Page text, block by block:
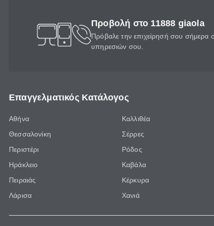
Προβολή στο 11888 giaola
Πρόβαλε την επιχείρησή σου σήμερα
υπηρεσιών σου.
Επαγγελματικός Κατάλογος
Αθήνα
Θεσσαλονίκη
Περιστέρι
Ηράκλειο
Πειραιάς
Λάρισα
Καλλιθέα
Σέρρες
Ρόδος
Καβάλα
Κέρκυρα
Χανιά